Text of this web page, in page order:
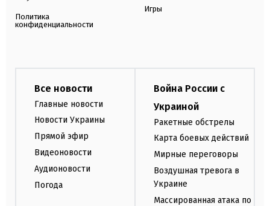
Политика
конфиденциальности
Игры
Все новости
Главные новости
Новости Украины
Прямой эфир
Видеоновости
Аудионовости
Погода
Война России с
Украиной
Ракетные обстрелы
Карта боевых действий
Мирные переговоры
Воздушная тревога в
Украине
Массированная атака по